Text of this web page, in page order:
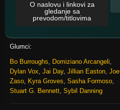
O naslovu i linkovi za
gledanje sa
prevodom/titlovima
Glumci:
Bo Burroughs, Domiziano Arcangeli,
Dylan Vox, Jai Day, Jillian Easton, Joe
Zaso, Kyra Groves, Sasha Formoso,
Stuart G. Bennett, Sybil Danning